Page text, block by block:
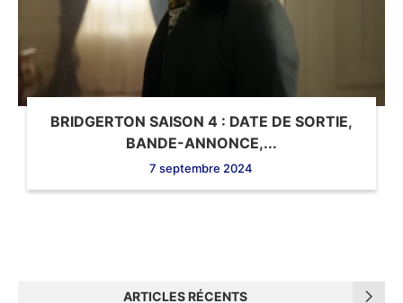
BRIDGERTON SAISON 4 : DATE DE SORTIE,
BANDE-ANNONCE,...
7 septembre 2024
ARTICLES RÉCENTS